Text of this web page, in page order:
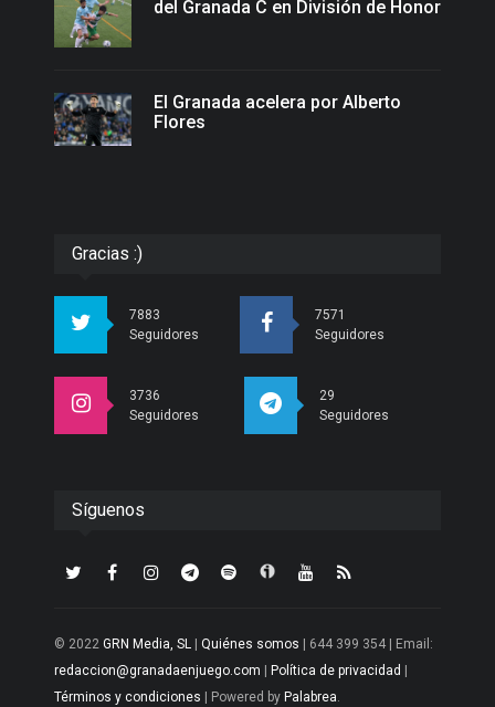
del Granada C en División de Honor
El Granada acelera por Alberto
Flores
Gracias :)
7883
Seguidores
7571
Seguidores
3736
Seguidores
29
Seguidores
Síguenos
© 2022 GRN Media, SL | Quiénes somos | 644 399 354 | Email:
redaccion@granadaenjuego.com | Política de privacidad |
Términos y condiciones | Powered by Palabrea.